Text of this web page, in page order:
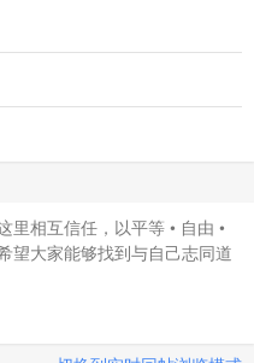
相互信任，以平等 • 自由 •
望大家能够找到与自己志同道